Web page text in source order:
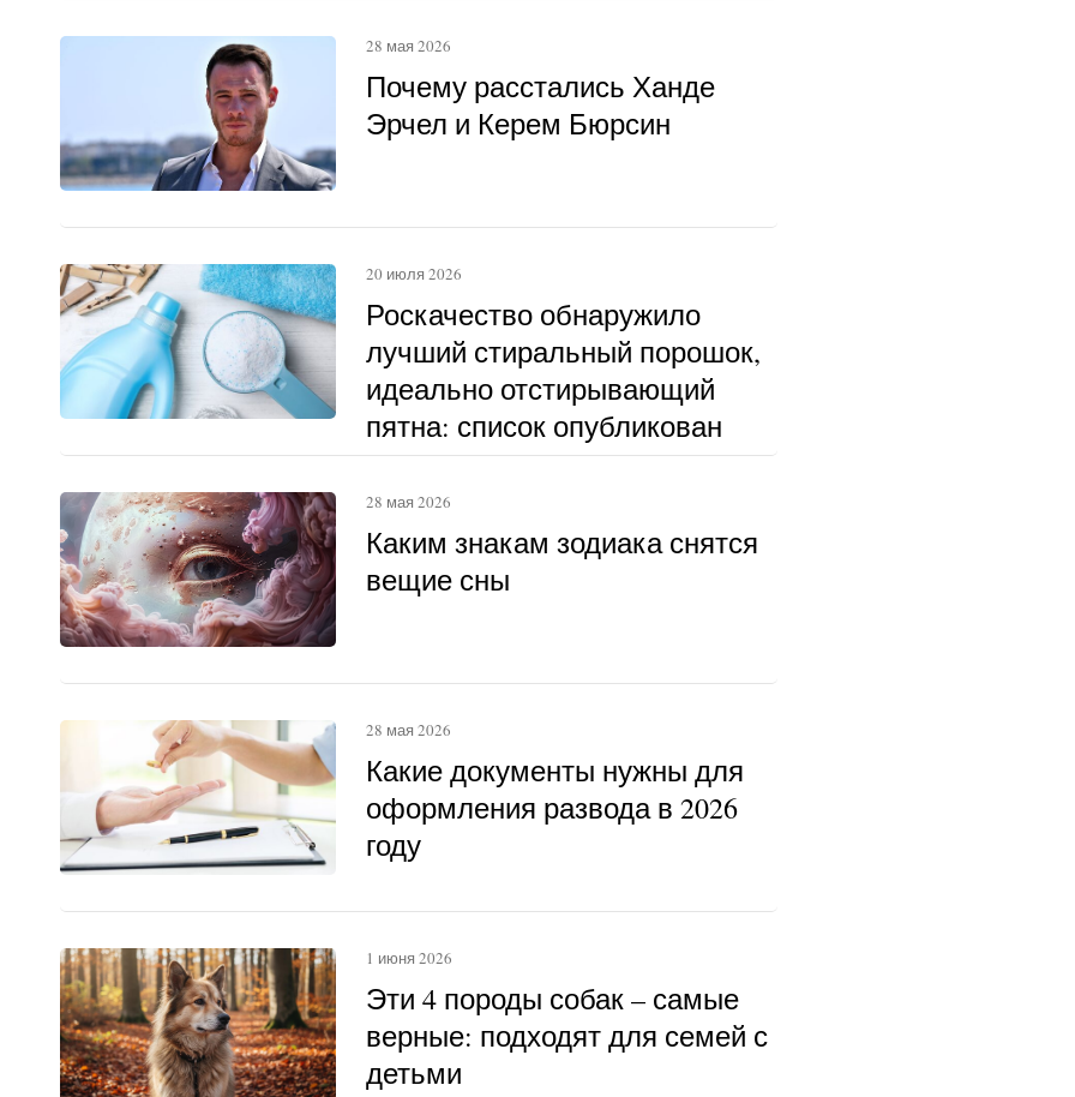
Почему расстались Ханде
Эрчел и Керем Бюрсин
28 мая 2026
Роскачество обнаружило
лучший стиральный порошок,
идеально отстирывающий
пятна: список опубликован
20 июля 2026
Каким знакам зодиака снятся
вещие сны
28 мая 2026
Какие документы нужны для
оформления развода в 2026
году
28 мая 2026
Эти 4 породы собак – самые
верные: подходят для семей с
детьми
1 июня 2026